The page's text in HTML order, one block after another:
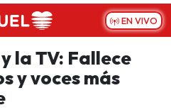
EN VIVO
la TV: Fallece
y voces más